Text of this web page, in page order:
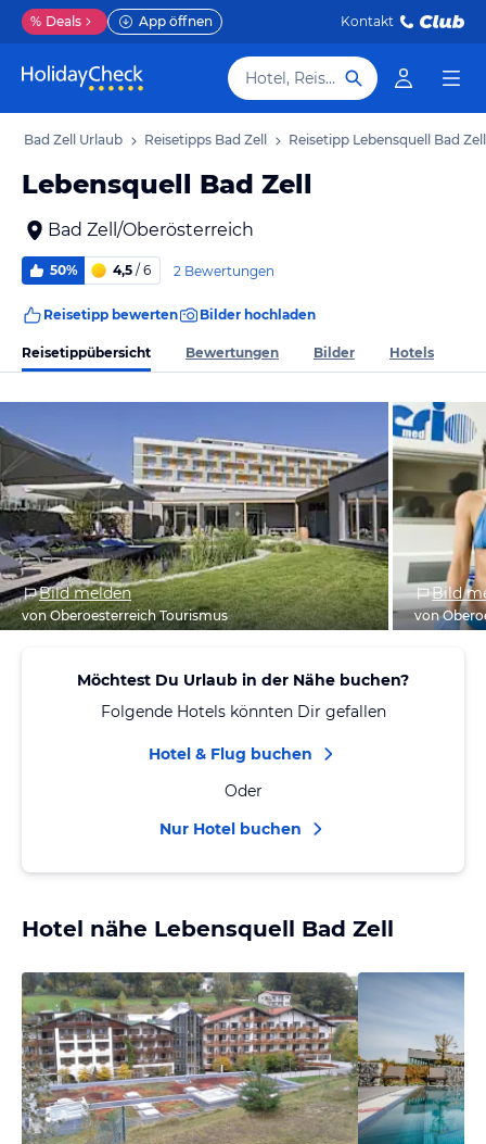
% Deals App öffnen Kontakt
Hotel, Reiseziel
Bad Zell Urlaub Reisetipps Bad Zell Reisetipp Lebensquell Bad Zell
Lebensquell Bad Zell
Bad Zell/Oberösterreich
50% 4,5 / 6 2 Bewertungen
Reisetipp bewerten Bilder hochladen
Reisetippübersicht Bewertungen Bilder Hotels
Bild melden
von Oberoesterreich Tourismus
Bild
von
Möchtest Du Urlaub in der Nähe buchen?
Folgende Hotels könnten Dir gefallen
Hotel & Flug buchen
Oder
Nur Hotel buchen
Hotel nähe Lebensquell Bad Zell